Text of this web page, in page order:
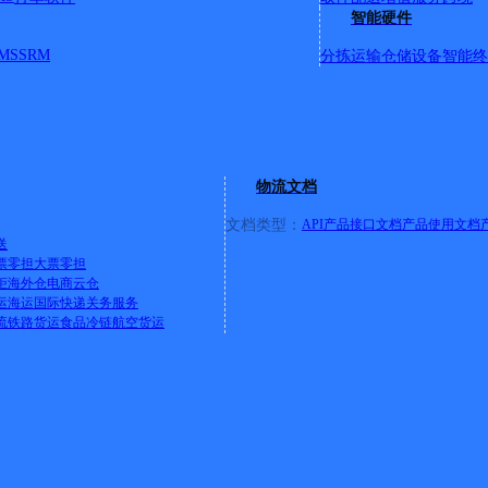
SRM
智能硬件
分拣运输仓储设备智能
零担大票零担
海外仓电商云仓
海运 国际快递关务服务
铁路货运食品冷链航空货运
物流文档
文档类型： API产品接口文档产品使用文档
号